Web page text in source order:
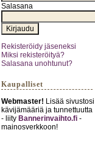
Salasana
Rekisteröidy jäseneksi
Miksi rekisteröityä?
Salasana unohtunut?
Kaupalliset
Webmaster! Lisää sivustosi
kävijämääriä ja tunnettuutta
- liity Bannerinvaihto.fi -
mainosverkkoon!